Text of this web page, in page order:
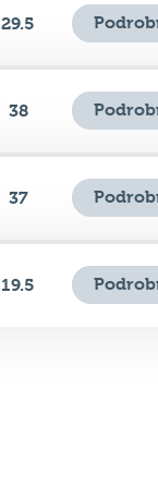
29.5
38
37
19.5